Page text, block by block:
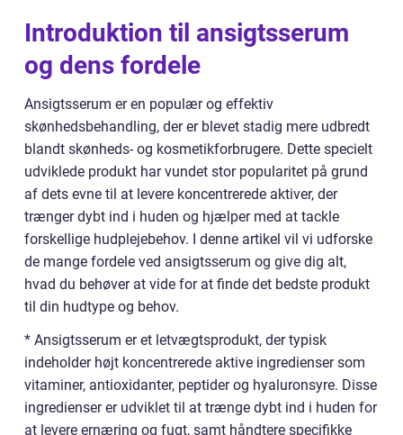
Introduktion til ansigtsserum
og dens fordele
Ansigtsserum er en populær og effektiv
skønhedsbehandling, der er blevet stadig mere udbredt
blandt skønheds- og kosmetikforbrugere. Dette specielt
udviklede produkt har vundet stor popularitet på grund
af dets evne til at levere koncentrerede aktiver, der
trænger dybt ind i huden og hjælper med at tackle
forskellige hudplejebehov. I denne artikel vil vi udforske
de mange fordele ved ansigtsserum og give dig alt,
hvad du behøver at vide for at finde det bedste produkt
til din hudtype og behov.
* Ansigtsserum er et letvægtsprodukt, der typisk
indeholder højt koncentrerede aktive ingredienser som
vitaminer, antioxidanter, peptider og hyaluronsyre. Disse
ingredienser er udviklet til at trænge dybt ind i huden for
at levere ernæring og fugt, samt håndtere specifikke